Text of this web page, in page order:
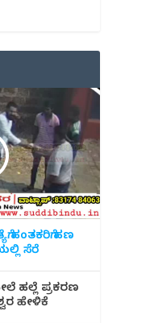
ಹಂತಕರಿಗೆ ಹಣ
ಸೆರೆ
ಹಲ್ಲೆ ಪ್ರಕರಣ
ಹೇಳಿಕೆ